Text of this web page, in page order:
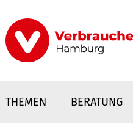
THEMEN BERATUNG